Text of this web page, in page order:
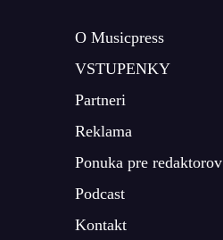
O Musicpress
VSTUPENKY
Partneri
Reklama
Ponuka pre redaktorov
Podcast
Kontakt